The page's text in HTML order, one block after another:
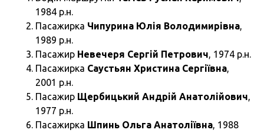
1984 р.н.
Пасажирка Чипурина Юлія Володимирівна,
1989 р.н.
Пасажир Невечеря Сергій Петрович, 1974 р.н.
Пасажирка Саустьян Христина Сергіївна,
2001 р.н.
Пасажир Щербицький Андрій Анатолійович,
1977 р.н.
Пасажирка Шпинь Ольга Анатоліївна, 1988